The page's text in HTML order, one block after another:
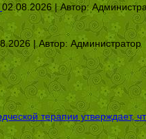
02.08.2026 | Автор:
| Автор: Администратор
терапии утверждает,